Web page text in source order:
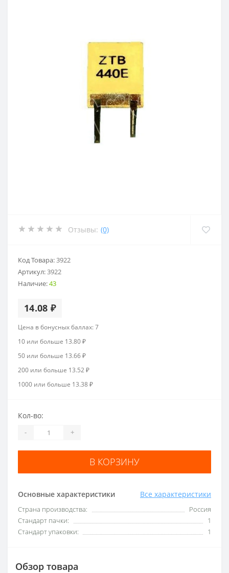
Отзывы: (0)
Код Товара:3922
Артикул:3922
Наличие:43
14.08 ₽
Цена в бонусных баллах: 7
10 или больше 13.80 ₽
50 или больше 13.66 ₽
200 или больше 13.52 ₽
1000 или больше 13.38 ₽
Основные характеристики Все характеристики
Страна производства:
Россия
Стандарт пачки:
1
Стандарт упаковки:
1
Кол-во:
- +
В КОРЗИНУ
Обзор товара